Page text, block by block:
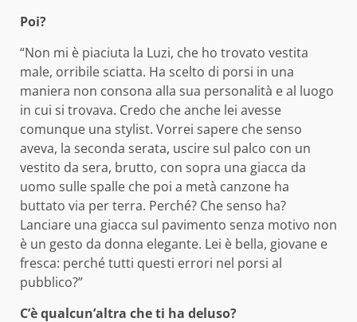
Poi?
“Non mi è piaciuta la Luzi, che ho trovato vestita
male, orribile sciatta. Ha scelto di porsi in una
maniera non consona alla sua personalità e al luogo
in cui si trovava. Credo che anche lei avesse
comunque una stylist. Vorrei sapere che senso
aveva, la seconda serata, uscire sul palco con un
vestito da sera, brutto, con sopra una giacca da
uomo sulle spalle che poi a metà canzone ha
buttato via per terra. Perché? Che senso ha?
Lanciare una giacca sul pavimento senza motivo non
è un gesto da donna elegante. Lei è bella, giovane e
fresca: perché tutti questi errori nel porsi al
pubblico?”
C’è qualcun’altra che ti ha deluso?